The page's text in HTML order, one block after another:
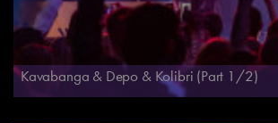
Kavabanga & Depo & Kolibri (Part 1/2)